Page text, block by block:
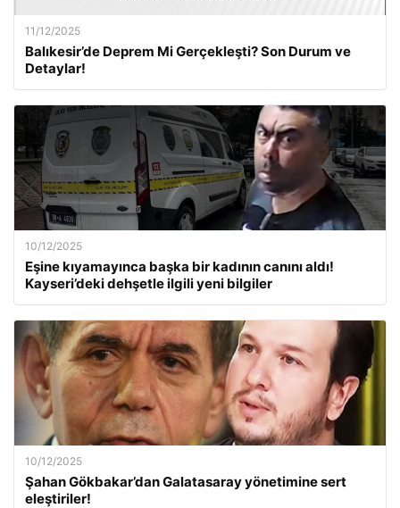
11/12/2025
Balıkesir’de Deprem Mi Gerçekleşti? Son Durum ve
Detaylar!
10/12/2025
Eşine kıyamayınca başka bir kadının canını aldı!
Kayseri’deki dehşetle ilgili yeni bilgiler
10/12/2025
Şahan Gökbakar’dan Galatasaray yönetimine sert
eleştiriler!